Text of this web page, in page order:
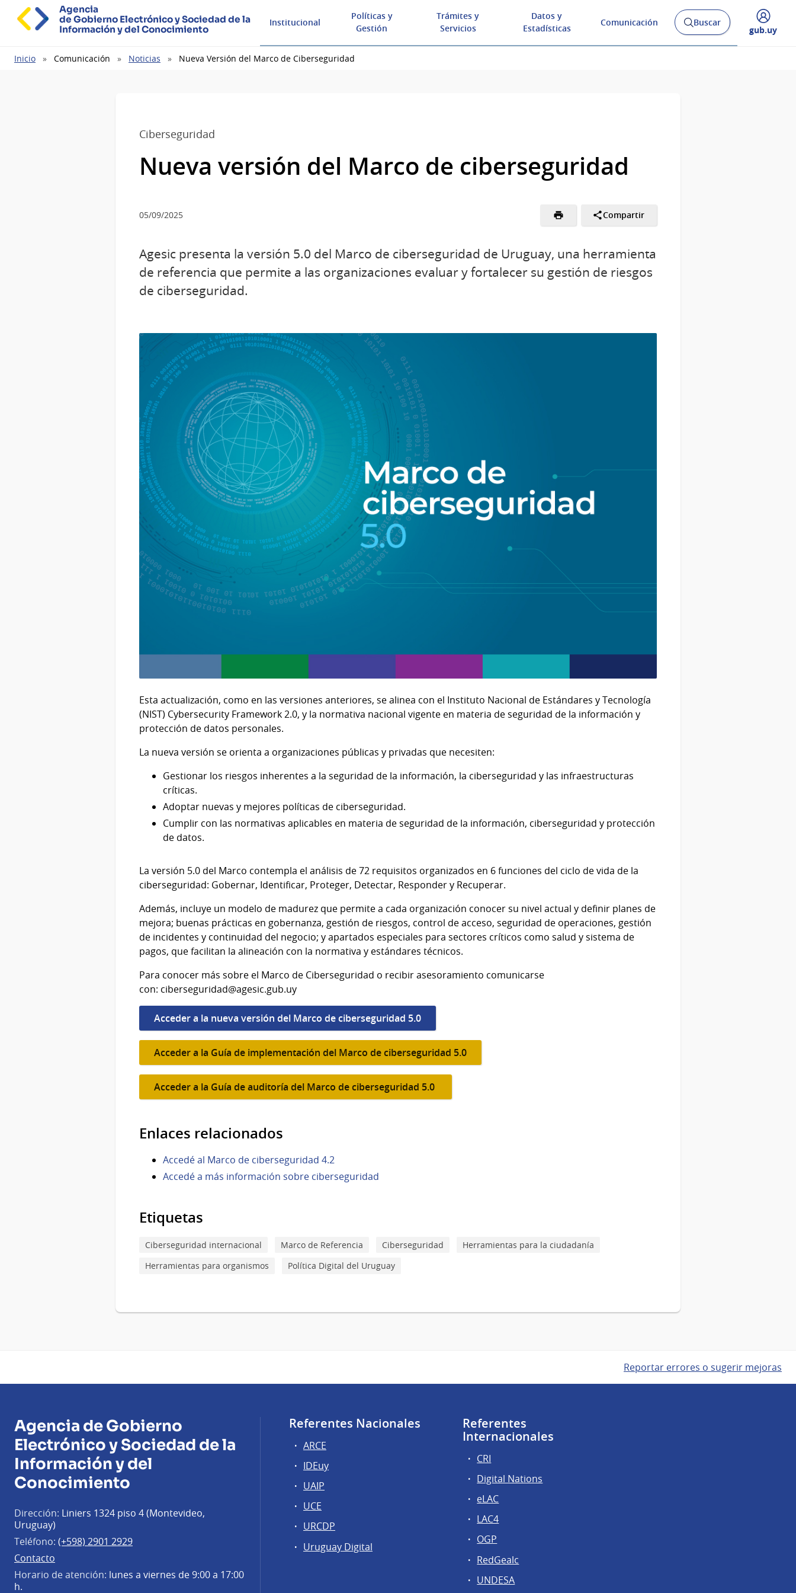
Agencia
de Gobierno Electrónico y Sociedad de la
Información y del Conocimiento
Institucional
Políticas y
Gestión
Trámites y
Servicios
Datos y
Estadísticas
Comunicación
AbrirBuscar
Desplegar
gub.uy
Ruta
Inicio Comunicación Noticias Nueva Versión del Marco de Ciberseguridad
Ciberseguridad
Nueva versión del Marco de ciberseguridad
05/09/2025 Compartir
Agesic presenta la versión 5.0 del Marco de ciberseguridad de Uruguay, una herramienta
de referencia que permite a las organizaciones evaluar y fortalecer su gestión de riesgos
de ciberseguridad.
Esta actualización, como en las versiones anteriores, se alinea con el Instituto Nacional de Estándares y Tecnología
(NIST) Cybersecurity Framework 2.0, y la normativa nacional vigente en materia de seguridad de la información y
protección de datos personales.
La nueva versión se orienta a organizaciones públicas y privadas que necesiten:
Gestionar los riesgos inherentes a la seguridad de la información, la ciberseguridad y las infraestructuras
críticas.
Adoptar nuevas y mejores políticas de ciberseguridad.
Cumplir con las normativas aplicables en materia de seguridad de la información, ciberseguridad y protección
de datos.
La versión 5.0 del Marco contempla el análisis de 72 requisitos organizados en 6 funciones del ciclo de vida de la
ciberseguridad: Gobernar, Identificar, Proteger, Detectar, Responder y Recuperar.
Además, incluye un modelo de madurez que permite a cada organización conocer su nivel actual y definir planes de
mejora; buenas prácticas en gobernanza, gestión de riesgos, control de acceso, seguridad de operaciones, gestión
de incidentes y continuidad del negocio; y apartados especiales para sectores críticos como salud y sistema de
pagos, que facilitan la alineación con la normativa y estándares técnicos.
Para conocer más sobre el Marco de Ciberseguridad o recibir asesoramiento comunicarse
con: ciberseguridad@agesic.gub.uy
Acceder a la nueva versión del Marco de ciberseguridad 5.0
Acceder a la Guía de implementación del Marco de ciberseguridad 5.0
Acceder a la Guía de auditoría del Marco de ciberseguridad 5.0
Enlaces relacionados
Accedé al Marco de ciberseguridad 4.2
Accedé a más información sobre ciberseguridad
Etiquetas
Ciberseguridad internacional Marco de Referencia Ciberseguridad
Herramientas para la ciudadanía
Herramientas para organismos
Política Digital del Uruguay
Reportar errores o sugerir mejoras
Agencia de Gobierno
Electrónico y Sociedad de la
Información y del
Conocimiento
Dirección: Liniers 1324 piso 4 (Montevideo,
Uruguay)
Teléfono: (+598) 2901 2929
Contacto
Horario de atención: lunes a viernes de 9:00 a 17:00
h.
Referentes Nacionales
ARCE
IDEuy
UAIP
UCE
URCDP
Uruguay Digital
Referentes
Internacionales
CRI
Digital Nations
eLAC
LAC4
OGP
RedGealc
UNDESA